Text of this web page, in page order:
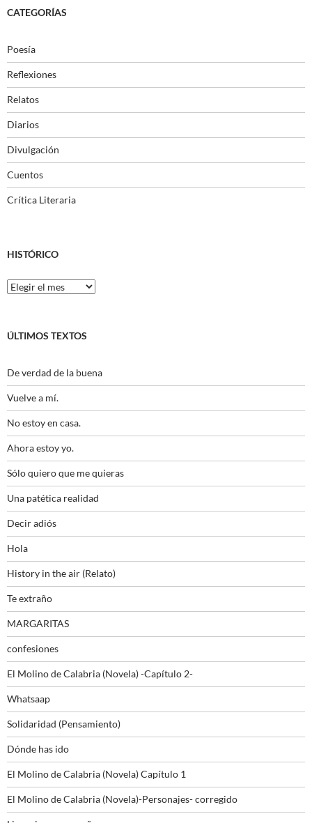
CATEGORÍAS
Poesía
Reflexiones
Relatos
Diarios
Divulgación
Cuentos
Crítica Literaria
HISTÓRICO
Histórico
ÚLTIMOS TEXTOS
De verdad de la buena
Vuelve a mí.
No estoy en casa.
Ahora estoy yo.
Sólo quiero que me quieras
Una patética realidad
Decir adiós
Hola
History in the air (Relato)
Te extraño
MARGARITAS
confesiones
El Molino de Calabria (Novela) -Capítulo 2-
Whatsaap
Solidaridad (Pensamiento)
Dónde has ido
El Molino de Calabria (Novela) Capítulo 1
El Molino de Calabria (Novela)-Personajes- corregido